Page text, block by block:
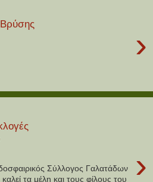
›
›
Σύλλογος Γαλατάδων
τα μέλη και τους φίλους του